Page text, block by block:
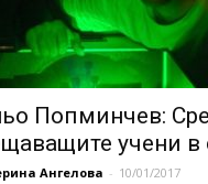
Попминчев:
учени в
Ангелова - 10/01/2017